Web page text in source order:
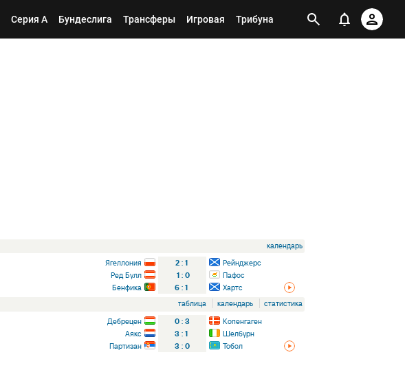
Серия А Бундеслига Трансферы Игровая Трибуна
календарь
Ягеллония 2 : 1
Рейнджерс
Ред Булл 1 : 0
Пафос
Бенфика 6 : 1
Хартс
таблица календарь
статистика
Дебрецен 0 : 3
Копенгаген
Аякс 3 : 1
Шелбурн
Партизан 3 : 0 Тобол